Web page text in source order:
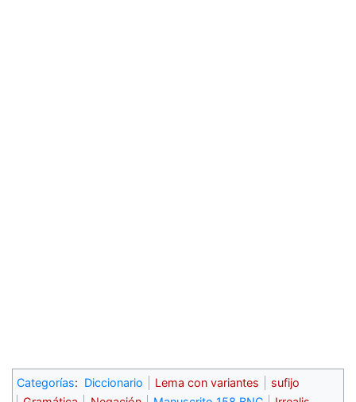
Categorías: Diccionario Lema con variantes
sufijo